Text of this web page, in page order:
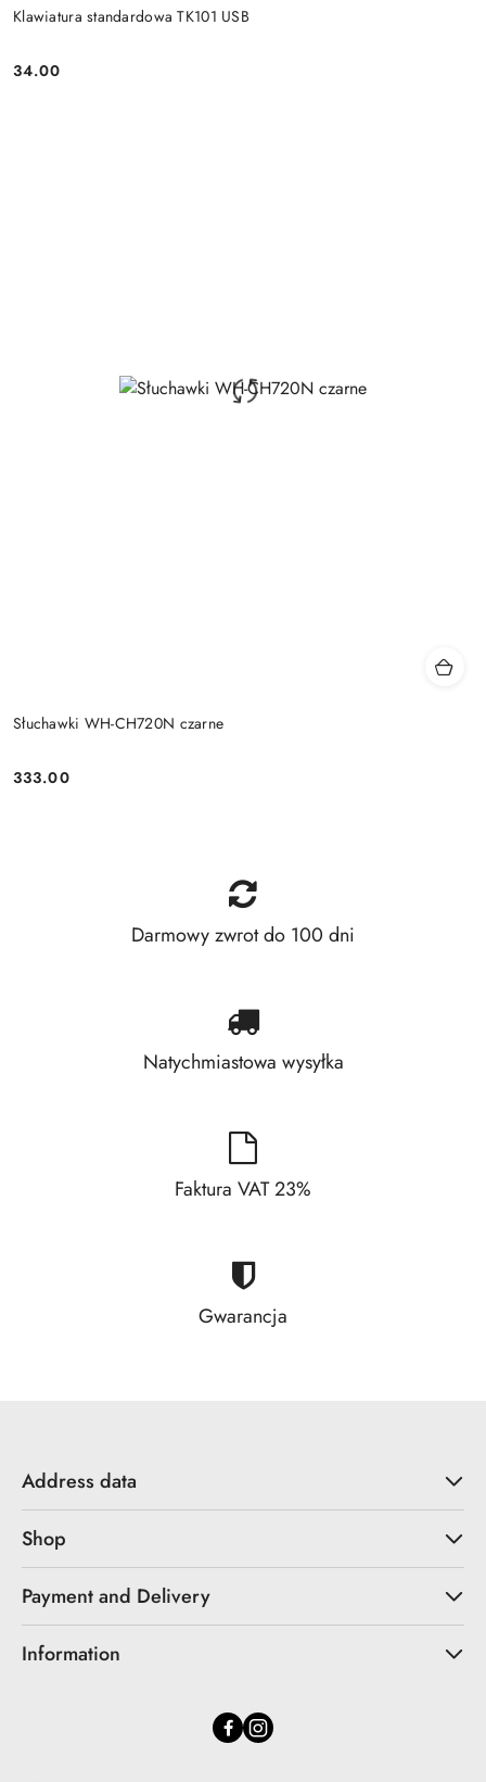
Klawiatura standardowa TK101 USB
Price:
34.00
Słuchawki WH-CH720N czarne
Price:
333.00
Darmowy zwrot do 100 dni
Natychmiastowa wysyłka
Faktura VAT 23%
Gwarancja
Address data
Shop
Payment and Delivery
Information